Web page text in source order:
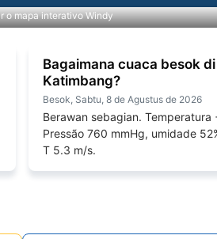
o mapa interativo Windy
Bagaimana cuaca besok di
Katimbang?
Besok, Sabtu, 8 de Agustus de 2026
Berawan sebagian. Temperatura
Pressão 760 mmHg, umidade
T 5.3 m/s.